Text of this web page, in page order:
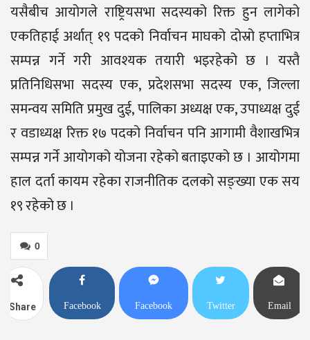
यसैबीच आयोगले राष्ट्रियसभा सदस्यको रिक्त हुन लागेको
एकतिहाई अर्थात् १९ पदको निर्वाचन माघको दोस्रो हप्ताभित्र
सम्पन्न गर्ने गरी आवश्यक तयारी भइरहेको छ । यस्तै
प्रतिनिधिसभा सदस्य एक, प्रदेशसभा सदस्य एक, जिल्ला
समन्वय समिति प्रमुख दुई, पालिका अध्यक्ष एक, उपाध्यक्ष दुई
र वडाध्यक्ष रिक्त १७ पदको निर्वाचन पनि आगामी वैशाखभित्र
सम्पन्न गर्ने आयोगको योजना रहेको बताइएको छ । आयोगमा
हाल दर्ता कायम रहेका राजनीतिक दलको सङ्ख्या एक सय
१९ रहेको छ ।
0
Share Facebook Facebook Twitter Email